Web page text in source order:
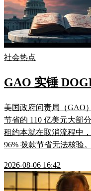
社会热点
GAO 实锤
美国政府问责局（GAO
节省的 110 亿美元大部
租约本就在取消流程中
96% 拨款节省无法核验
2026-08-06 16:42